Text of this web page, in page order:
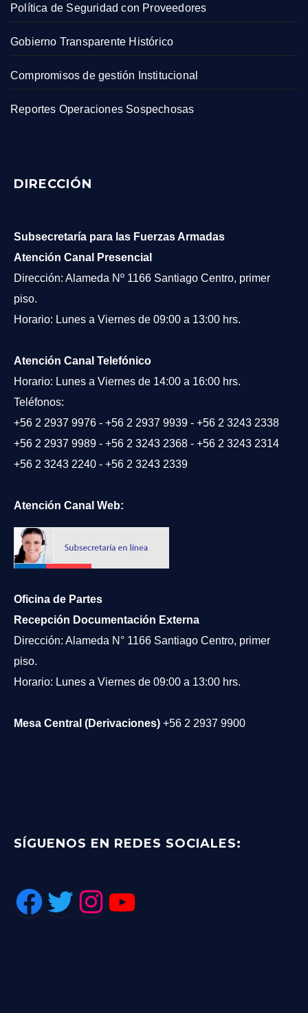
Política de Seguridad con Proveedores
Gobierno Transparente Histórico
Compromisos de gestión Institucional
Reportes Operaciones Sospechosas
DIRECCIÓN
Subsecretaría para las Fuerzas Armadas
Atención Canal Presencial
Dirección: Alameda Nº 1166 Santiago Centro, primer
piso.
Horario: Lunes a Viernes de 09:00 a 13:00 hrs.
Atención Canal Telefónico
Horario: Lunes a Viernes de 14:00 a 16:00 hrs.
Teléfonos:
+56 2 2937 9976 - +56 2 2937 9939 - +56 2 3243 2338
+56 2 2937 9989 - +56 2 3243 2368 - +56 2 3243 2314
+56 2 3243 2240 - +56 2 3243 2339
Atención Canal Web:
Oficina de Partes
Recepción Documentación Externa
Dirección: Alameda N° 1166 Santiago Centro, primer
piso.
Horario: Lunes a Viernes de 09:00 a 13:00 hrs.
Mesa Central (Derivaciones) +56 2 2937 9900
SÍGUENOS EN REDES SOCIALES:
Facebook
Twitter
Instagram
YouTube